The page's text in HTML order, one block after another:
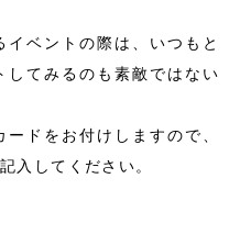
ベントの際は、いつもと
してみるのも素敵ではない
ドをお付けしますので、
入してください。